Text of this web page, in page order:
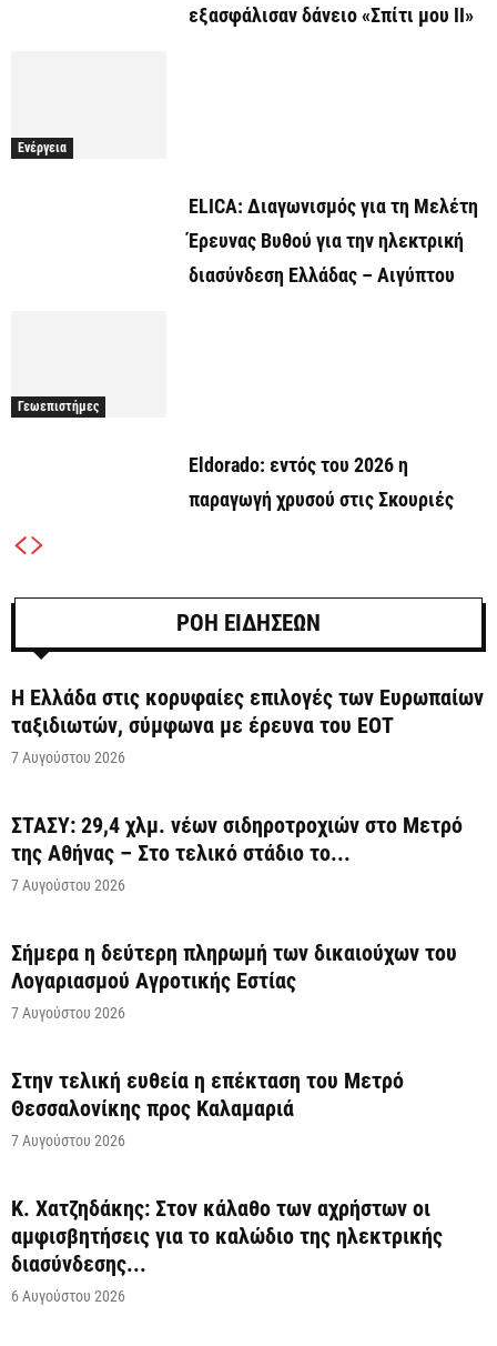
εξασφάλισαν δάνειο «Σπίτι μου ΙΙ»
Ενέργεια
ELICA: Διαγωνισμός για τη Μελέτη
Έρευνας Βυθού για την ηλεκτρική
διασύνδεση Ελλάδας – Αιγύπτου
Γεωεπιστήμες
Eldorado: εντός του 2026 η
παραγωγή χρυσού στις Σκουριές
ΡΟΗ ΕΙΔΗΣΕΩΝ
Η Ελλάδα στις κορυφαίες επιλογές των Ευρωπαίων
ταξιδιωτών, σύμφωνα με έρευνα του ΕΟΤ
7 Αυγούστου 2026
ΣΤΑΣΥ: 29,4 χλμ. νέων σιδηροτροχιών στο Μετρό
της Αθήνας – Στο τελικό στάδιο το...
7 Αυγούστου 2026
Σήμερα η δεύτερη πληρωμή των δικαιούχων του
Λογαριασμού Αγροτικής Εστίας
7 Αυγούστου 2026
Στην τελική ευθεία η επέκταση του Μετρό
Θεσσαλονίκης προς Καλαμαριά
7 Αυγούστου 2026
Κ. Χατζηδάκης: Στον κάλαθο των αχρήστων οι
αμφισβητήσεις για το καλώδιο της ηλεκτρικής
διασύνδεσης...
6 Αυγούστου 2026